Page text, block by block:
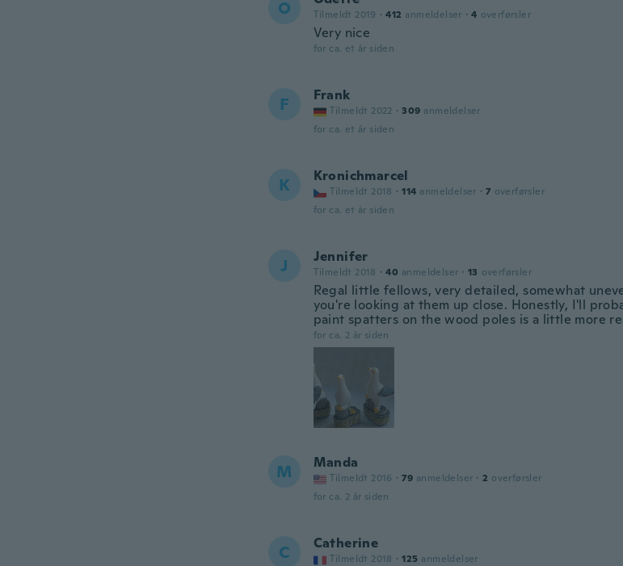
O Tilmeldt 2019 · 412 anmeldelser · 4 overførsler
Very nice
for ca. et år siden
F Frank
Tilmeldt 2022 · 309 anmeldelser
for ca. et år siden
K Kronichmarcel
Tilmeldt 2018 · 114 anmeldelser · 7 overførsler
for ca. et år siden
J Jennifer
Tilmeldt 2018 · 40 anmeldelser · 13 overførsler
Regal little fellows, very detailed, somewhat
you're looking at them up close. Honestly, I'll
paint spatters on the wood poles is a little more
for ca. 2 år siden
M Manda
Tilmeldt 2016 · 79 anmeldelser · 2 overførsler
for ca. 2 år siden
C Catherine
Tilmeldt 2018 · 125 anmeldelser